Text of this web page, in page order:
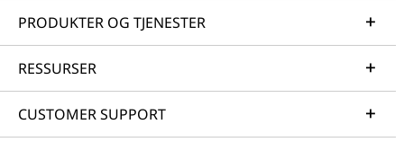
PRODUKTER OG TJENESTER
RESSURSER
CUSTOMER SUPPORT